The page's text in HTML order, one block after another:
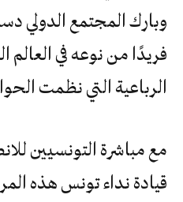
فريدًا من نوعه في العالم
الرباعية التي نظمت
مع مباشرة التونسيين
قيادة نداء تونس هذه